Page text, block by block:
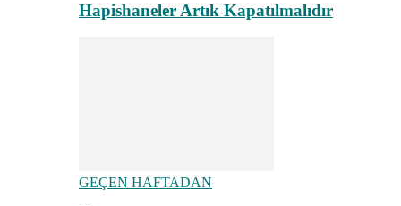
Hapishaneler Artık Kapatılmalıdır
GEÇEN HAFTADAN